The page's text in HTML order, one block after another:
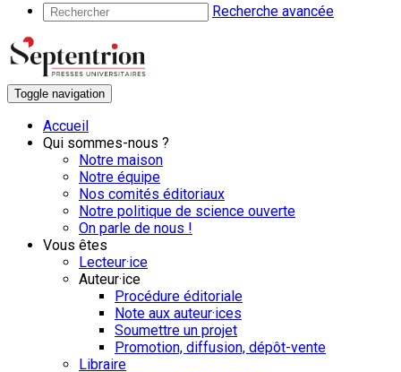
Recherche avancée
Toggle navigation
Accueil
Qui sommes-nous ?
Notre maison
Notre équipe
Nos comités éditoriaux
Notre politique de science ouverte
On parle de nous !
Vous êtes
Lecteur·ice
Auteur·ice
Procédure éditoriale
Note aux auteur·ices
Soumettre un projet
Promotion, diffusion, dépôt-vente
Libraire